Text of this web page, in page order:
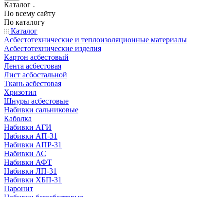
Каталог
По всему сайту
По каталогу
Каталог
Асбестотехнические и теплоизоляционные материалы
Асбестотехнические изделия
Картон асбестовый
Лента асбестовая
Лист асбостальной
Ткань асбестовая
Хризотил
Шнуры асбестовые
Набивки сальниковые
Каболка
Набивки АГИ
Набивки АП-31
Набивки АПР-31
Набивки АС
Набивки АФТ
Набивки ЛП-31
Набивки ХБП-31
Паронит